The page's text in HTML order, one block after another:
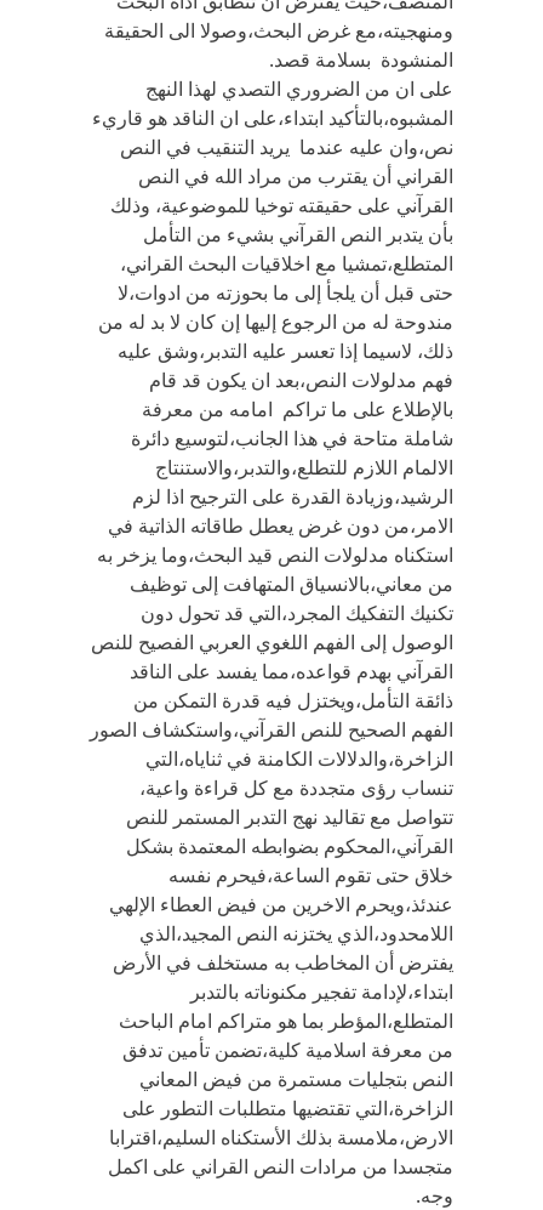
ومنهجيته،مع غرض البحث،وصولا الى الحقيقة
المنشودة بسلامة قصد.
على ان من الضروري التصدي لهذا النهج
المشبوه،بالتأكيد ابتداء،على ان الناقد هو قاريء
نص،وان عليه عندما يريد التنقيب في النص
القراني أن يقترب من مراد الله في النص
القرآني على حقيقته توخيا للموضوعية، وذلك
بأن يتدبر النص القرآني بشيء من التأمل
المتطلع،تمشيا مع اخلاقيات البحث القراني،
حتى قبل أن يلجأ إلى ما بحوزته من ادوات،لا
مندوحة له من الرجوع إليها إن كان لا بد له من
ذلك، لاسيما إذا تعسر عليه التدبر،وشق عليه
فهم مدلولات النص،بعد ان يكون قد قام
بالإطلاع على ما تراكم امامه من معرفة
شاملة متاحة في هذا الجانب،لتوسيع دائرة
الالمام اللازم للتطلع،والتدبر،والاستنتاج
الرشيد،وزيادة القدرة على الترجيح اذا لزم
الامر،من دون غرض يعطل طاقاته الذاتية في
استكناه مدلولات النص قيد البحث،وما يزخر به
من معاني،بالانسياق المتهافت إلى توظيف
تكنيك التفكيك المجرد،التي قد تحول دون
الوصول إلى الفهم اللغوي العربي الفصيح للنص
القرآني بهدم قواعده،مما يفسد على الناقد
ذائقة التأمل،ويختزل فيه قدرة التمكن من
الفهم الصحيح للنص القرآني،واستكشاف الصور
الزاخرة،والدلالات الكامنة في ثناياه،التي
تنساب رؤى متجددة مع كل قراءة واعية،
تتواصل مع تقاليد نهج التدبر المستمر للنص
القرآني،المحكوم بضوابطه المعتمدة بشكل
خلاق حتى تقوم الساعة،فيحرم نفسه
عندئذ،ويحرم الاخرين من فيض العطاء الإلهي
اللامحدود،الذي يختزنه النص المجيد،الذي
يفترض أن المخاطب به مستخلف في الأرض
ابتداء،لإدامة تفجير مكنوناته بالتدبر
المتطلع،المؤطر بما هو متراكم امام الباحث
من معرفة اسلامية كلية،تضمن تأمين تدفق
النص بتجليات مستمرة من فيض المعاني
الزاخرة،التي تقتضيها متطلبات التطور على
الارض،ملامسة بذلك الأستكناه السليم،اقترابا
متجسدا من مرادات النص القراني على اكمل
وجه.